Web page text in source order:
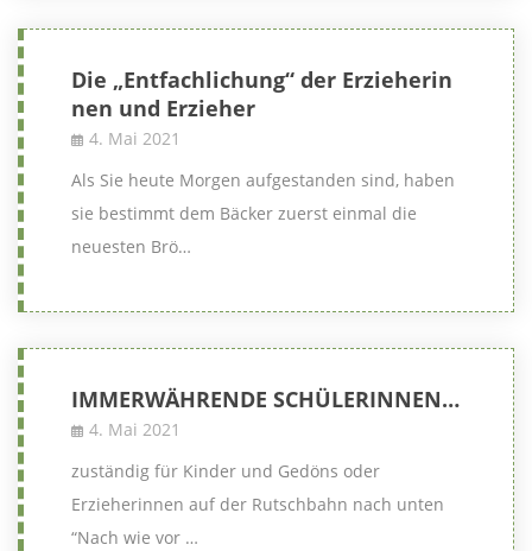
Die „Entfachlichung“ der Erzieherin
nen und Erzieher
4. Mai 2021
Als Sie heute Morgen aufgestanden sind, haben
sie bestimmt dem Bäcker zuerst einmal die
neuesten Brö…
IMMERWÄHRENDE SCHÜLERINNEN…
4. Mai 2021
zuständig für Kinder und Gedöns oder
Erzieherinnen auf der Rutschbahn nach unten
“Nach wie vor …